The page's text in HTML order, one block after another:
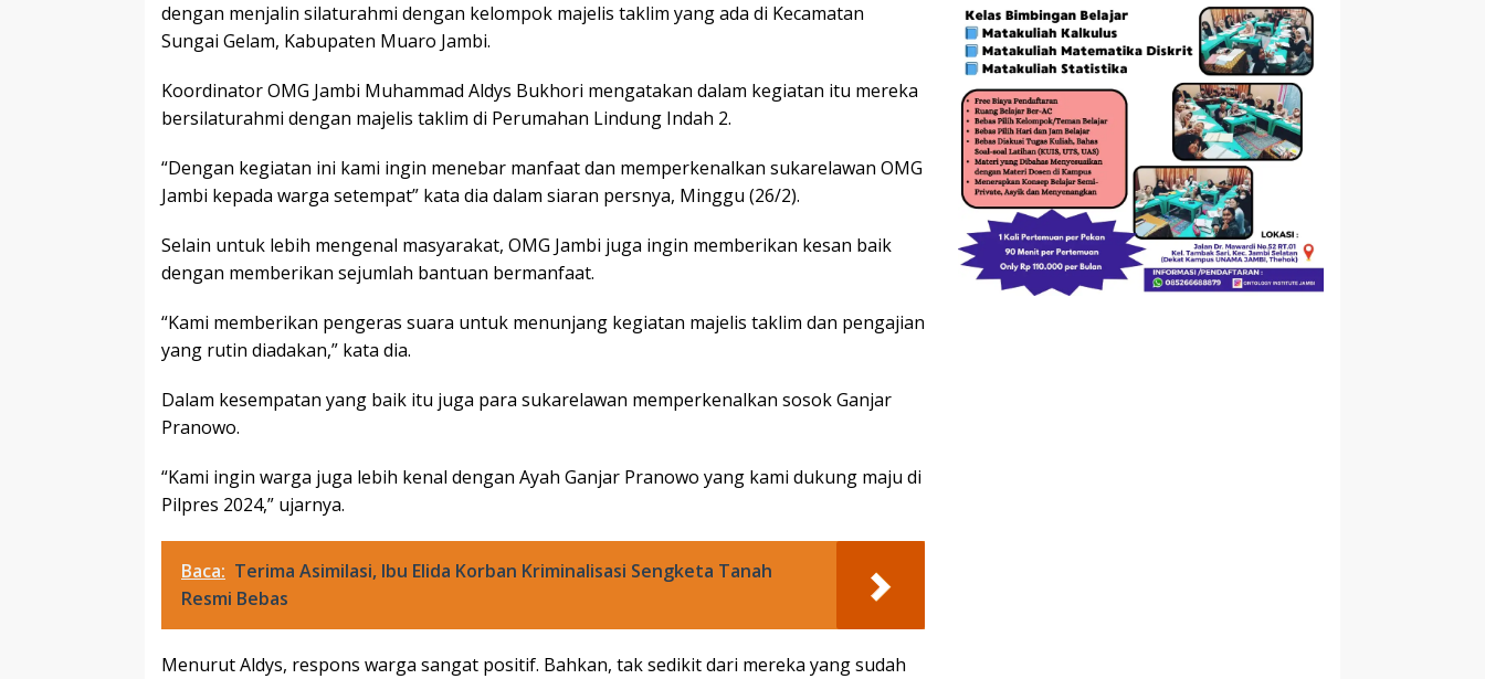
dengan menjalin silaturahmi dengan kelompok majelis taklim yang ada di Kecamatan
Sungai Gelam, Kabupaten Muaro Jambi.
Koordinator OMG Jambi Muhammad Aldys Bukhori mengatakan dalam kegiatan itu mereka
bersilaturahmi dengan majelis taklim di Perumahan Lindung Indah 2.
“Dengan kegiatan ini kami ingin menebar manfaat dan memperkenalkan sukarelawan OMG
Jambi kepada warga setempat” kata dia dalam siaran persnya, Minggu (26/2).
Selain untuk lebih mengenal masyarakat, OMG Jambi juga ingin memberikan kesan baik
dengan memberikan sejumlah bantuan bermanfaat.
“Kami memberikan pengeras suara untuk menunjang kegiatan majelis taklim dan pengajian
yang rutin diadakan,” kata dia.
Dalam kesempatan yang baik itu juga para sukarelawan memperkenalkan sosok Ganjar
Pranowo.
“Kami ingin warga juga lebih kenal dengan Ayah Ganjar Pranowo yang kami dukung maju di
Pilpres 2024,” ujarnya.
Baca: Terima Asimilasi, Ibu Elida Korban Kriminalisasi Sengketa Tanah
Resmi Bebas
Menurut Aldys, respons warga sangat positif. Bahkan, tak sedikit dari mereka yang sudah